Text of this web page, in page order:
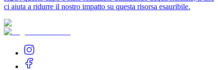
ci aiuta a ridurre il nostro impatto su questa risorsa esauribile.